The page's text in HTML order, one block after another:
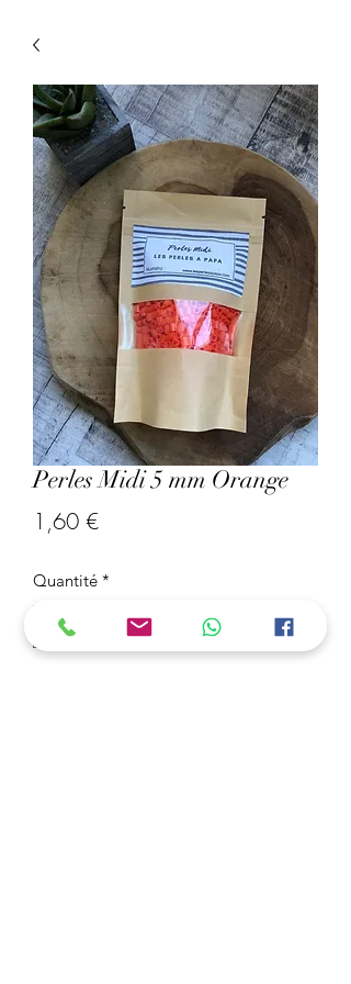
Perles Midi 5 mm Orange
1,60 €Prix
Quantité *